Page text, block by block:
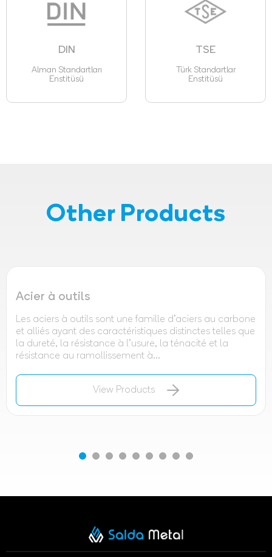
DIN
Alman Standartları
Enstitüsü
TSE
Türk Standartlar
Enstitüsü
Other Products
Acier à outils
Les aciers à outils sont une famille d'aciers au carbone
et alliés ayant des caractéristiques distinctes telles que
la dureté, la résistance à l'usure, la ténacité et la
résistance au ramollissement à...
View Products